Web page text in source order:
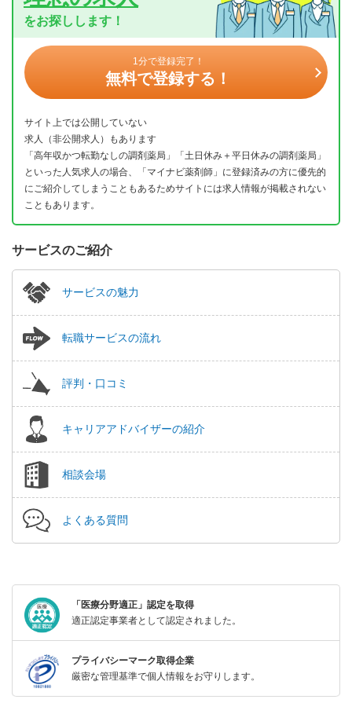
をお探しします！
1分で登録完了！
無料で登録する！
サイト上では公開していない
求人（非公開求人）もあります
「高年収かつ転勤なしの調剤薬局」「土日休み＋平日休みの調剤薬局」
といった人気求人の場合、「マイナビ薬剤師」に登録済みの方に優先的
にご紹介してしまうこともあるためサイトには求人情報が掲載されない
こともあります。
サービスのご紹介
サービスの魅力
転職サービスの流れ
評判・口コミ
キャリアアドバイザーの紹介
相談会場
よくある質問
「医療分野適正」認定を取得
適正認定事業者として認定されました。
プライバシーマーク取得企業
厳密な管理基準で個人情報をお守りします。